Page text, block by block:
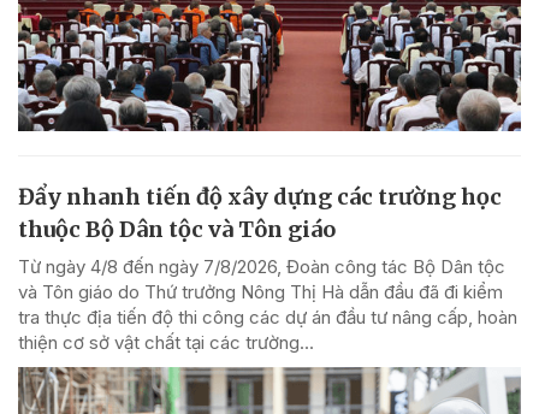
Đẩy nhanh tiến độ xây dựng các trường học
thuộc Bộ Dân tộc và Tôn giáo
Từ ngày 4/8 đến ngày 7/8/2026, Đoàn công tác Bộ Dân tộc
và Tôn giáo do Thứ trưởng Nông Thị Hà dẫn đầu đã đi kiểm
tra thực địa tiến độ thi công các dự án đầu tư nâng cấp, hoàn
thiện cơ sở vật chất tại các trường...